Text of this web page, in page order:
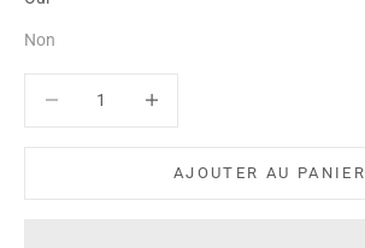
Non
AJOUTER AU PANIER